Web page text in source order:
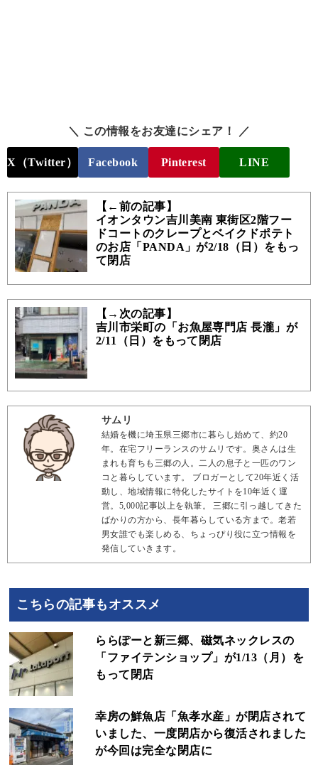
＼ この情報をお友達にシェア！ ／
X（Twitter） Facebook Pinterest LINE
【←前の記事】
イオンタウン吉川美南 東街区2階フー
ドコートのクレープとベイクドポテト
のお店「PANDA」が2/18（日）をもっ
て閉店
【→次の記事】
吉川市栄町の「お魚屋専門店 長瀧」が
2/11（日）をもって閉店
サムリ
結婚を機に埼玉県三郷市に暮らし始めて、約20
年。在宅フリーランスのサムリです。奥さんは生
まれも育ちも三郷の人。二人の息子と一匹のワン
コと暮らしています。 ブロガーとして20年近く活
動し、地域情報に特化したサイトを10年近く運
営。5,000記事以上を執筆。 三郷に引っ越してきた
ばかりの方から、長年暮らしている方まで。老若
男女誰でも楽しめる、ちょっぴり役に立つ情報を
発信していきます。
こちらの記事もオススメ
ららぽーと新三郷、磁気ネックレスの
「ファイテンショップ」が1/13（月）を
もって閉店
幸房の鮮魚店「魚孝水産」が閉店されて
いました、一度閉店から復活されました
が今回は完全な閉店に